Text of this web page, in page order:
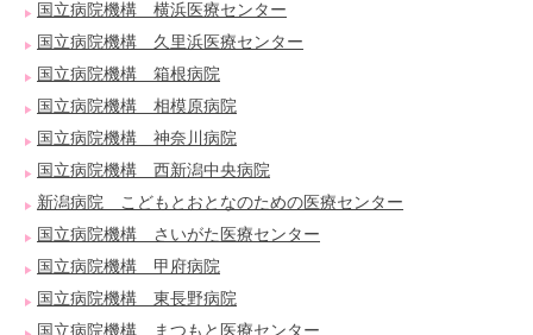
国立病院機構 横浜医療センター
国立病院機構 久里浜医療センター
国立病院機構 箱根病院
国立病院機構 相模原病院
国立病院機構 神奈川病院
国立病院機構 西新潟中央病院
新潟病院 こどもとおとなのための医療センター
国立病院機構 さいがた医療センター
国立病院機構 甲府病院
国立病院機構 東長野病院
国立病院機構 まつもと医療センター